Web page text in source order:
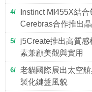
4
Instinct MI455X結
Cerebras合作推出
5
j5Create推出高質
素兼顧美觀與實用
6
老貓國際展出太空
製化鍵盤風貌